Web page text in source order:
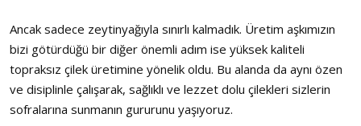
Ancak sadece zeytinyağıyla sınırlı kalmadık. Üretim aşkımızın
bizi götürdüğü bir diğer önemli adım ise yüksek kaliteli
topraksız çilek üretimine yönelik oldu. Bu alanda da aynı özen
ve disiplinle çalışarak, sağlıklı ve lezzet dolu çilekleri sizlerin
sofralarına sunmanın gururunu yaşıyoruz.